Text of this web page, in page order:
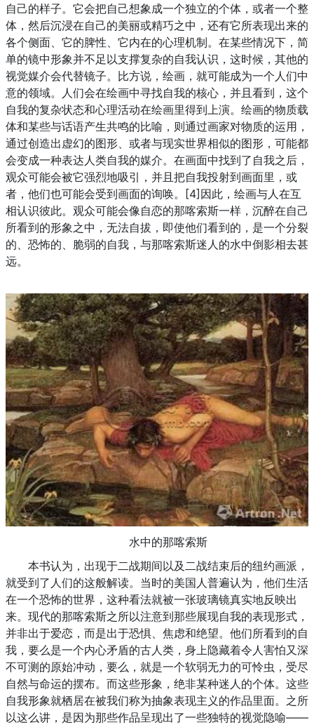
自己的样子。它会把自己想象成一个独立的个体，或者一个整
体，然后沉浸在自己的美丽或精巧之中，还有它所表现出来的
各个侧面、它的脾性、它内在的心理机制。在某些情况下，简
单的镜中形象并不足以支撑复杂的自我认识，这时候，其他的
视觉媒介会代替镜子。比方说，绘画，就可能成为一个人们中
意的领域。人们会在绘画中寻找自我的核心，并且看到，这个
自我的复杂状态和心理活动在绘画里得到上演。绘画的物质载
体和某些与话语产生共鸣的比喻，则通过画家对物质的运用，
通过创造出虚幻的图形、或者与现实世界相似的图形，可能都
会变成一种表达人类自我的媒介。在画面中找到了自我之后，
观众可能会被它强烈地吸引，并且把自我投射到画面里，或
者，他们也可能会受到画面的询唤。[4]因此，绘画与人在互
相认识彼此。观众可能会像自恋的那喀索斯一样，沉醉在自己
所看到的形象之中，无法自拔，即使他们看到的，是一个分裂
的、恐怖的、脆弱的自我，与那喀索斯迷人的水中倒影相去甚
远。
水中的那喀索斯
本书认为，出现于二战期间以及二战结束后的纽约画派，
就受到了人们的这般解读。当时的美国人普遍认为，他们生活
在一个恐怖的世界，这种看法就被一张玻璃镜真实地反映出
来。现代的那喀索斯之所以注意到那些展现自我的表现形式，
并非出于爱恋，而是出于恐惧、焦虑和绝望。他们所看到的自
我，要么是一个内心矛盾的古人类，身上隐藏着令人害怕又深
不可测的原始冲动，要么，就是一个软弱无力的可怜虫，受尽
自然与命运的摆布。而这些形象，绝非某种迷人的个体。这些
自我形象就栖居在被我们称为抽象表现主义的作品里面。之所
以这么讲，是因为那些作品呈现出了一些独特的视觉隐喻——